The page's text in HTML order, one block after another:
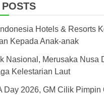
Hotels & Resorts
Kepada Anak-anak
Nasional, Merusaka Nusa
Kelestarian Laut
Day 2026, GM Cilik Pimpin